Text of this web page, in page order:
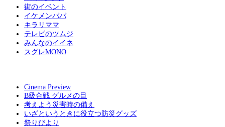
街のイベント
イケメンパパ
キラリママ
テレビのツムジ
みんなのイイネ
スグレMONO
Cinema Preview
B級合戦 グルメの目
考えよう災害時の備え
いざというときに役立つ防災グッズ
祭りびより